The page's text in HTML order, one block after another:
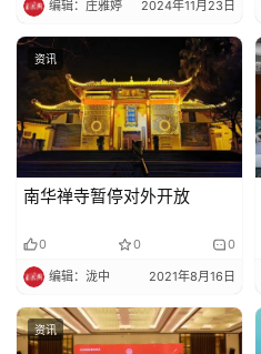
编辑：庄雅婷 2024年11月23日
资讯
南华禅寺暂停对外开放
0 0 0
编辑：泷中 2021年8月16日
资讯